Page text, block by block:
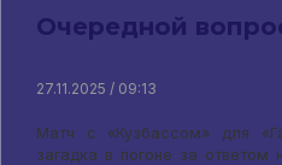
Очередной
27.11.2025 / 09:13
Матч с «Кузбассом» для
загадка в погоне за ответом